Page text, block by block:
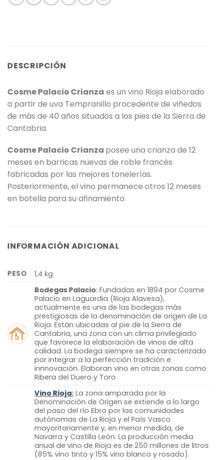
DESCRIPCIÓN
Cosme Palacio Crianza es un vino Rioja elaborado
a partir de uva Tempranillo procedente de viñedos
de más de 40 años situados a los pies de la Sierra de
Cantabria.
Cosme Palacio Crianza posee una crianza de 12
meses en barricas nuevas de roble francés
fabricadas por las mejores tonelerías.
Posteriormente, el vino permanece otros 12 meses
en botella para su afinamiento.
INFORMACIÓN ADICIONAL
PESO
1,4 kg
Bodegas Palacio: Fundadas en 1894 por Cosme
Palacio en Laguardia (Rioja Alavesa),
actualmente es una de las bodegas más
prestigiosas de la denominación de origen de La
Rioja. Están ubicadas al pie de la Sierra de
Cantabria, una zona con un clima privilegiado
que favorece la elaboración de vinos de alta
calidad. La bodega siempre se ha caracterizado
por integrar a la perfección tradición e
innnovación. Elaboran vino en otras zonas como
Ribera del Duero y Toro
Vino Rioja: La zona amparada por la
Denominación de Origen se extiende a lo largo
del paso del río Ebro por las comunidades
autónomas de La Rioja y el País Vasco
mayoritariamente y, en menor medida, de
Navarra y Castilla León. La producción media
anual de vino de Rioja es de 250 millones de litros
(85% vino tinto y 15% vino blanco y rosado).